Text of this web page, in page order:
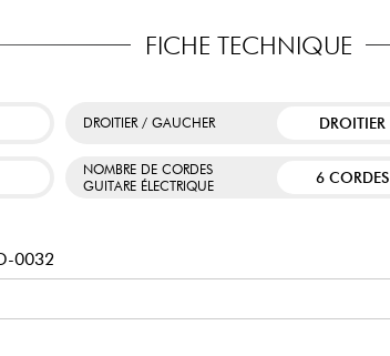
FICHE TECHNIQUE
DROITIER / GAUCHER DROITIER
NOMBRE DE CORDES
GUITARE ÉLECTRIQUE
6 CORDES
0032